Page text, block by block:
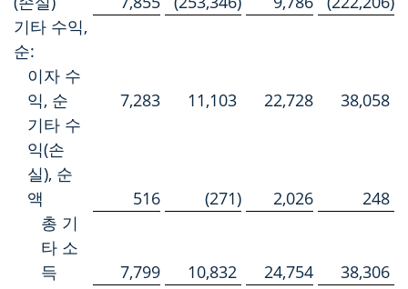
기타 수익,
순:
이자 수
익, 순
7,283 11,103 22,728
38,058
기타 수
익(손
실), 순
액
516 (271) 2,026
248
총 기
타 소
득
7,799 10,832 24,754
38,306